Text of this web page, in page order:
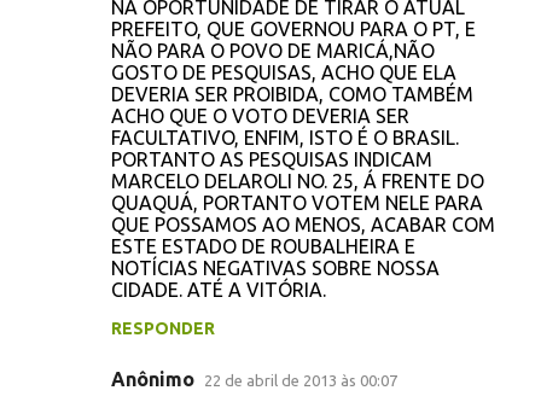
NA OPORTUNIDADE DE TIRAR O ATUAL
PREFEITO, QUE GOVERNOU PARA O PT, E
NÃO PARA O POVO DE MARICÁ,NÃO
GOSTO DE PESQUISAS, ACHO QUE ELA
DEVERIA SER PROIBIDA, COMO TAMBÉM
ACHO QUE O VOTO DEVERIA SER
FACULTATIVO, ENFIM, ISTO É O BRASIL.
PORTANTO AS PESQUISAS INDICAM
MARCELO DELAROLI NO. 25, Á FRENTE DO
QUAQUÁ, PORTANTO VOTEM NELE PARA
QUE POSSAMOS AO MENOS, ACABAR COM
ESTE ESTADO DE ROUBALHEIRA E
NOTÍCIAS NEGATIVAS SOBRE NOSSA
CIDADE. ATÉ A VITÓRIA.
RESPONDER
Anônimo 22 de abril de 2013 às 00:07